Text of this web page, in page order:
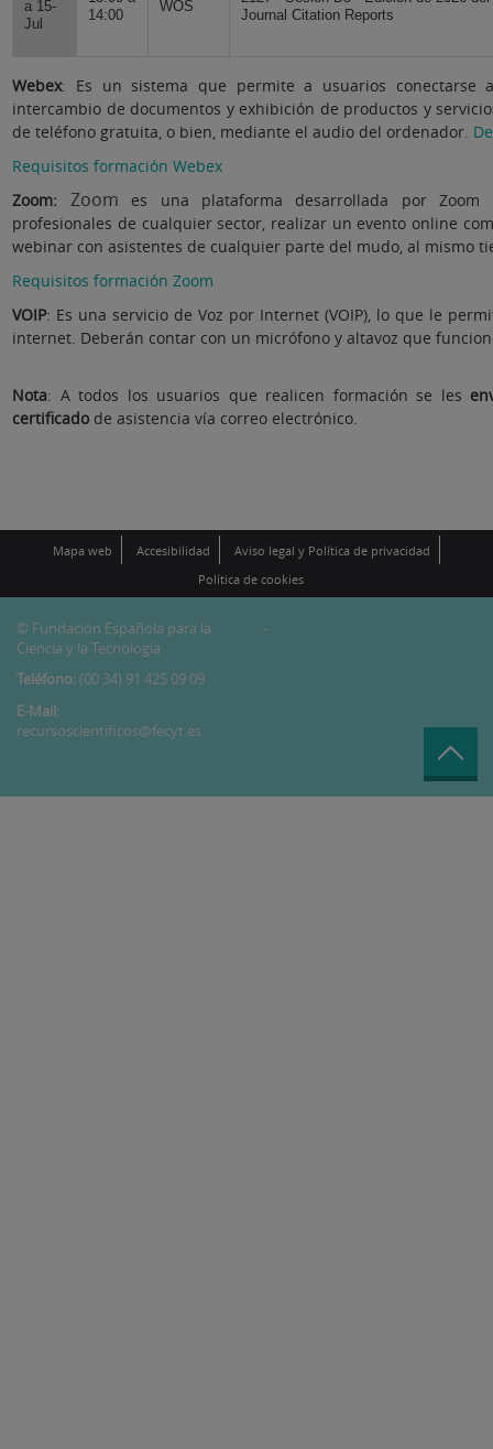
a 15-
Jul
14:00
WOS
Journal Citation Reports
Webex: Es un sistema que permite a usuarios conectarse
intercambio de documentos y exhibición de productos y
de teléfono gratuita, o bien, mediante el audio del ordenador.
Requisitos formación Webex
Zoom: Zoom
es una plataforma desarrollada por Zoom
profesionales de cualquier sector, realizar un evento online
webinar con asistentes de cualquier parte del mudo, al mismo
Requisitos formación Zoom
VOIP: Es una servicio de Voz por Internet (VOIP), lo que le
internet. Deberán contar con un micrófono y altavoz que
Nota: A todos los usuarios que realicen formación se les
certificado de asistencia vía correo electrónico.
Mapa web Accesibilidad
Aviso legal y Política de privacidad
Política de cookies
© Fundación Española para la
Ciencia y la Tecnología
Teléfono:(00 34) 91 425 09 09
E-Mail:
recursoscientificos@fecyt.es
-